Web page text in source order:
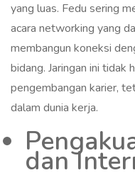
yang luas. Fedu sering
acara networking yang
membangun koneksi
bidang. Jaringan ini tidak
pengembangan karier,
dalam dunia kerja.
dan